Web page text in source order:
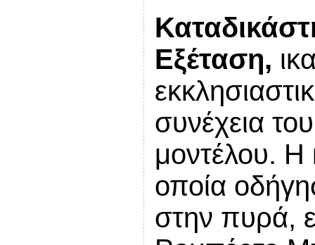
Εξέταση,
συνέχεια
μοντέλου. Η
οποία
στην πυρά,